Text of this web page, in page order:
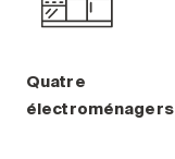
Quatre
électroménagers